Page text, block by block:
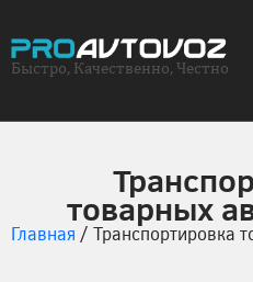
Быстро, Качественно, Честно
товарных
Главная / Транспортировка